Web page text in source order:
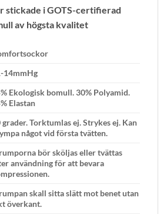
stickade i GOTS-certifierad
av högsta kvalitet
14mmHg
Ekologisk bomull. 30% Polyamid.
Elastan
grader. Torktumlas ej. Strykes ej. Kan
något vid första tvätten.
bör sköljas eller tvättas
användning för att bevara
skall sitta slätt mot benet utan
överkant.